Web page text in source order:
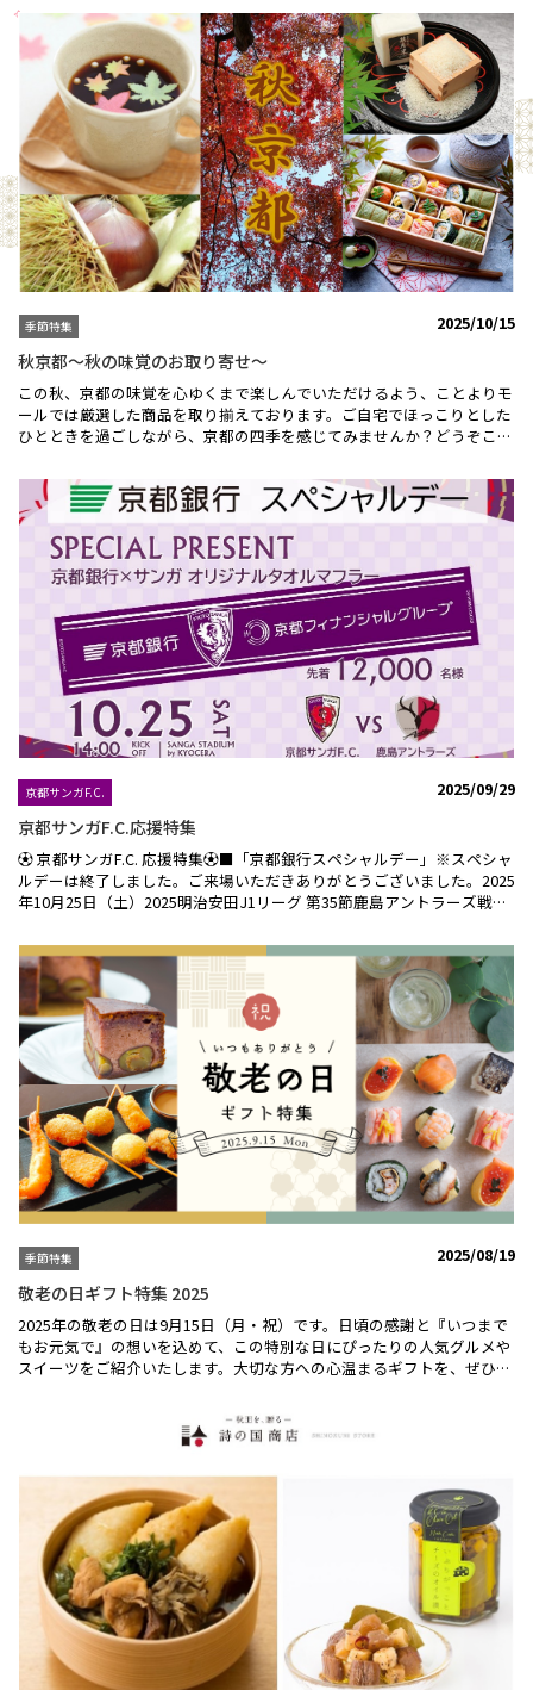
き用（送料無料）5,000円 （税込)詳細はこちらから＞＞【ABCフーズ】
京の肉 肩モモ赤身すき焼き用（送料無料）5,000円 （税込)詳細はこち
らから＞＞【SHEEN！foodshop】京丹後こしひかり 5kg（送料無料）
5,500円 （税込）詳細はこちらから＞＞【ABCフーズ】【京の肉】肩モ
モ赤身焼肉用（送料無料）5,000円 （税込）詳細はこちらから＞＞
【ABCフーズ】A5ランク厳選和牛切り落とし(冷凍)210ｇ×３ｐ（送料
無料）5,000円 （税込）詳細はこちらから＞＞【ABCフーズ】和牛MIX切
り落とし（冷凍）500ｇ（送料無料）4,000円 （税込）詳細はこちらか
ら＞＞【SHEEN！foodshop】「令和7年度 新米」近江米 こしひかり
5kg 5,093円（税込）（販売終了）【ABCフーズ】京の肉 霜降りミス
ジ150ｇ×２枚（送料無料）6,000円 （税込）詳細はこちらから＞＞
【あづき庵】焼きモンブラン12個（送料無料）4,000円 （税込）詳細は
こちらから＞＞【ABCフーズ】京の肉 肩モモ赤身ステーキ150ｇ×２
枚（送料無料）5,000円 （税込）詳細はこちらから＞＞昨年もことより
モールをご愛顧いただき、ありがとうございました！ギフト選びに迷っ
たとき、または自分へのご褒美としてお取り寄せしたいときにもおスス
メです。「贈って嬉しい、もらって嬉しい、食べて笑顔になれる」そん
な逸品を是非お楽しみください！
季節特集 2025/10/15
秋京都～秋の味覚のお取り寄せ～
この秋、京都の味覚を心ゆくまで楽しんでいただけるよう、ことよりモ
ールでは厳選した商品を取り揃えております。ご自宅でほっこりとした
ひとときを過ごしながら、京都の四季を感じてみませんか？どうぞこの
お楽しみください。＼【亀屋良長】浮き寄せ(紅葉）／飲み物に浮かせ
て京の四季をお楽しみください♪産学連携による、ことよりモール限定
商品。学生さんのアイデアと伝統技術を組み合わせ、浮かせて楽しむ今
までにない美しく楽しいお菓子。「丹波栗のモンブラン」はこちらから
＞＞＼【菓子職人】秋ギフト／焼き菓子9コ・ロトンヌ2コ・クッキーポ
ット2袋・プチボヌール1枚合計14点。豪華な詰合せ！祭菓「古都の秋」
はこちらから＞＞＼【嵐山熊彦】熊彦米3kg 令和7年度産新米 ／京都
の料亭「嵐山熊彦」のお店で使用している、特別栽培米！ことよりモー
ル限定商品。美山の豊かな自然に囲まれた環境で、清流と肥沃な土を活
かした栽培方法で作られたお米です。「丹波栗 生栗 3L 1Kg」はこちら
から＞＞――秋奈良もあります♪＼【わさび葉寿しうめもり】秋の味覚 季
節の手鞠わさび葉寿し秋 ／秋の味覚と奈良の名物を詰めた秋限定商品
♪ 秋刀魚やあんぽ柿を、古都・奈良を感じる柿の葉寿司に仕上げ期間
限定商品！
京都サンガF.C. 2025/09/29
京都サンガF.C.応援特集
⚽ 京都サンガF.C. 応援特集⚽■「京都銀行スペシャルデー」※スペシャ
ルデーは終了しました。ご来場いただきありがとうございました。2025
年10月25日（土）2025明治安田J1リーグ 第35節鹿島アントラーズ戦は
ジナルタオルマフラー」先着12,000名様プレゼントやご来場の皆さまが
楽しんでいただけるスペシャルデーイベントを多数ご用意してホームゲ
ームを盛り上げます！ご家族、ご友人をお誘い合わせの上、サンガスタ
ジアム by KYOCERAへご来場ください。※「お楽しみ抽選会」は終了し
ました。ご来場いただきありがとうございました。■京都サンガF.C.応
援特集ことよりモールでは、今シーズンも「京都サンガF.C.応援特集」
を実施しております。京都サンガF.C.のオフィシャルスポンサー・サポ
ートカンパニーの商品をラインナップしました。ことよりモールを利用
して、スタジアムへ行こう！！⚽京都サンガF.C.コラボ焼酎 金賞焼酎
180ml２本セット⚽古都の煌 長期貯蔵とろりとしたなめらかな口当たり
と、甘やかで奥行きのある香りが広がる芳醇な味わいは、極上の逸品で
す。【おすすめの飲み方】オンザロック、ストレート、お湯割りで一層
の香りが広がります。ときはいま オーク樽貯蔵甘やかな紫芋焼酎本来の
香りとオーク樽の香りが絶妙のバランスで融合した新たな味わいの焼酎
です。【おすすめの飲み方】オンザロック、ハイボール、ナッツやスイ
ーツとの相性も良いです。「京都サンガF.C.コラボ焼酎 金賞焼酎720ml
２本セット」はこちら＞＞⚽京まかろん紫いも６個入+ほんの気持ちの
楽しみください♪亀岡産紫いも「パープルスイートロード」を使用した
京まかろん。紫いもを蒸し、皮やクリームに混ぜ込み、職人が丁寧に手
作業で仕上げた繊細な風味と食感が特徴です。「京まかろん紫いも」は
で精米日から８か月の賞味期限で鮮度長持ち♪「京都サンガF.C.」応援
米です。地元の京都丹波産こしひかりを使用しており、ご購入頂くこと
ての商品はこちら＞＞
季節特集 2025/08/19
敬老の日ギフト特集 2025
2025年の敬老の日は9月15日（月・祝）です。日頃の感謝と『いつまで
もお元気で』の想いを込めて、この特別な日にぴったりの人気グルメや
スイーツをご紹介いたします。大切な方への心温まるギフトを、ぜひお
るで宝石箱のような、心ときめくお寿司♪わさびの葉で巻いた「手鞠わ
さび葉寿し」や「わさび巻」や、もちもちの黒米に穴子と奈良の名産・
奈良漬けを合わせた「古代あなら寿し」など、うめもりでしか味わえな
いオリジナルの商品の詰め合わせです。敬老の日特別包装でお送りしま
す。串かつ凡ミシュランセット３人前はこちら■宝泉堂 しぼり豆丹波
黒大寿ふっくら柔らかい上品な味わいの黒豆♪高品質で大粒の厳選丹波
黒大豆を使用。一粒一粒がほんのりとした甘さと独特の風味を持つのが
特徴です。籠に入った食べきりサイズで、手土産やギフトにも最適で
す。栗糸モンブラン 栗、いとをかしはこちら■大和茶大福専門店
GRANCHA 口福「極プリン」風味豊かな大和茶の旨味をダイレクトに
感じるプリン♪北海道産生クリーム、吉野のこだわりたまごなど厳選素
材を使用。口に入れた瞬間、大和茶の風味が広がります。とろける食
感、濃厚な味わい、大和茶の旨味をお楽しみいただけます。敬老の日特
集はこちら